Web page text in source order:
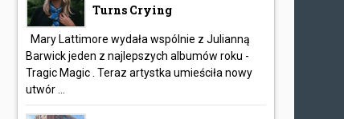
Turns Crying
Mary Lattimore wydała wspólnie z Julianną
Barwick jeden z najlepszych albumów roku -
Tragic Magic . Teraz artystka umieściła nowy
utwór ...